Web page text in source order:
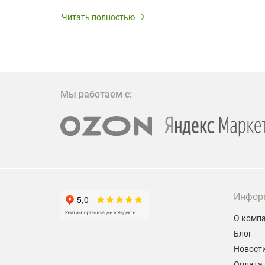
Читать полностью
Мы работаем с:
О
Блог